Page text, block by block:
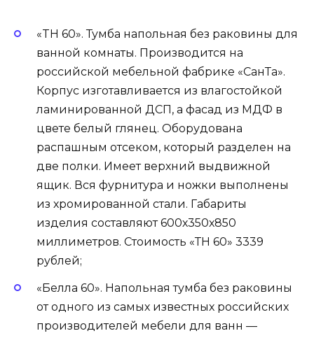
«TH 60». Тумба напольная без раковины для
ванной комнаты. Производится на
российской мебельной фабрике «СанТа».
Корпус изготавливается из влагостойкой
ламинированной ДСП, а фасад из МДФ в
цвете белый глянец. Оборудована
распашным отсеком, который разделен на
две полки. Имеет верхний выдвижной
ящик. Вся фурнитура и ножки выполнены
из хромированной стали. Габариты
изделия составляют 600х350х850
миллиметров. Стоимость «ТН 60» 3339
рублей;
«Белла 60». Напольная тумба без раковины
от одного из самых известных российских
производителей мебели для ванн —